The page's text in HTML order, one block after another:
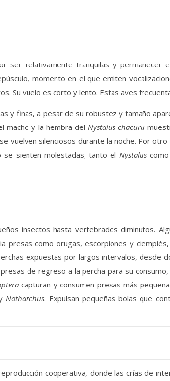
ser relativamente tranquilas y permanecer
momento en el que emiten
Su vuelo es corto y lento. Estas aves
y finas, a pesar de su robustez y tamaño
macho y la hembra del Nystalus chacuru
vuelven silenciosos durante la noche. Por
se sienten molestadas, tanto el Nystaluscomo
insectos hasta vertebrados diminutos.
presas como orugas, escorpiones y
expuestas por largos intervalos, desde
de regreso a la percha para su
capturan y consumen presas más
Notharchus. Expulsan pequeñas bolas que
cooperativa, donde las crías de